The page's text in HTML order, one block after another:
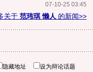
07-10-25 03:45
关于 范玮琪 懒人 的新闻>>
隐藏地址 设为辩论话题